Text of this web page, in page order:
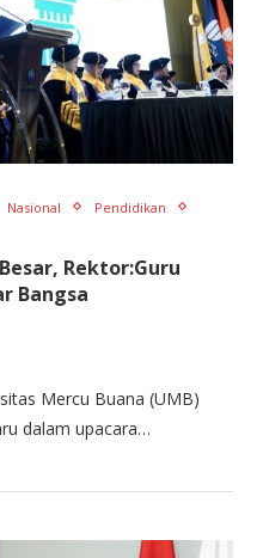
Nasional
Pendidikan
Rektor:Guru
Bangsa
Mercu Buana (UMB)
dalam upacara…